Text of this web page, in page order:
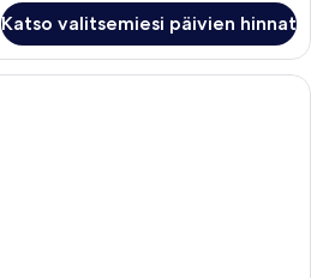
Katso valitsemiesi päivien hinnat
Minibaari, tallelokero huoneessa,